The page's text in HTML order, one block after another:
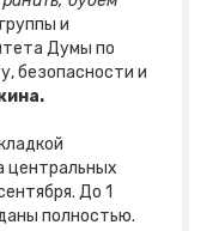
и
Думы по
безопасности и
центральных
До 1
полностью.